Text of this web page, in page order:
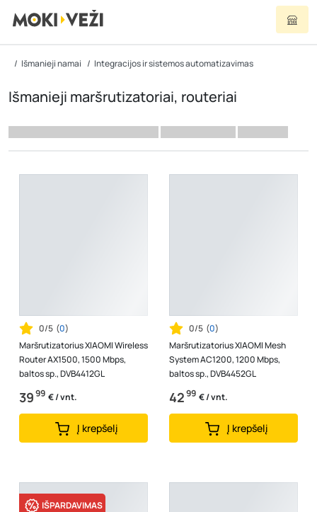
Išmanieji namai Integracijos ir sistemos automatizavimas
Išmanieji maršrutizatoriai, routeriai
0/5 (0)
Maršrutizatorius XIAOMI Wireless
Router AX1500, 1500 Mbps,
baltos sp., DVB4412GL
3999 € / vnt.
Į krepšelį
0/5 (0)
Maršrutizatorius XIAOMI Mesh
System AC1200, 1200 Mbps,
baltos sp., DVB4452GL
4299 € / vnt.
Į krepšelį
IŠPARDAVIMAS